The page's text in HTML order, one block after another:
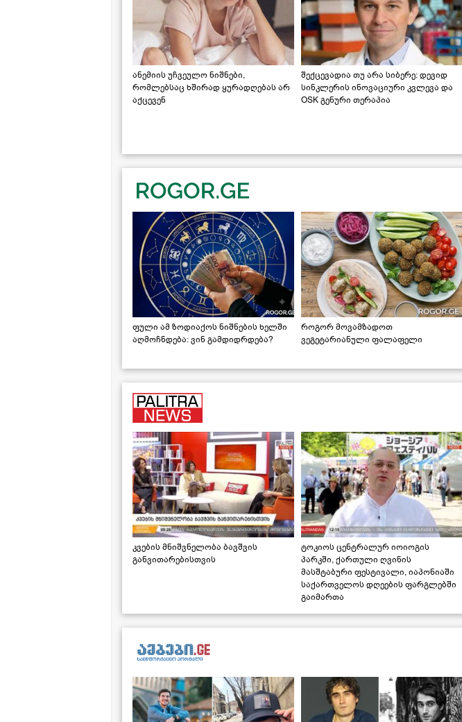
ანემიის უჩვეულო ნიშნები,
რომლებსაც ხშირად ყურადღებას არ
აქცევენ
შექცევადია თუ არა სიბერე: დევიდ
სინკლერის ინოვაციური კვლევა და
OSK გენური თერაპია
ფული ამ ზოდიაქოს ნიშნების ხელში
აღმოჩნდება: ვინ გამდიდრდება?
როგორ მოვამზადოთ
ვეგეტარიანული ფალაფელი
კვების მნიშვნელობა ბავშვის
განვითარებისთვის
ტოკიოს ცენტრალურ იოიოგის
პარკში, ქართული ღვინის
მასშტაბური ფესტივალი, იაპონიაში
საქართველოს დღეების ფარგლებში
გაიმართა